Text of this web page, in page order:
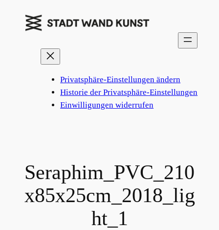
Privatsphäre-Einstellungen ändern
Historie der Privatsphäre-Einstellungen
Einwilligungen widerrufen
Seraphim_PVC_210
x85x25cm_2018_lig
ht_1